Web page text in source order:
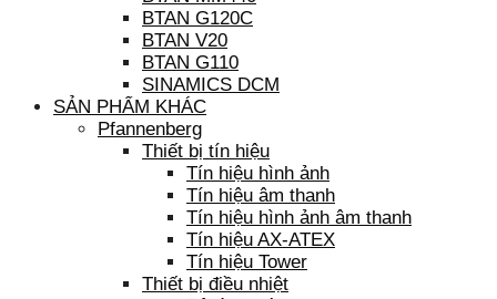
BTAN G120C
BTAN V20
BTAN G110
SINAMICS DCM
SẢN PHẨM KHÁC
Pfannenberg
Thiết bị tín hiệu
Tín hiệu hình ảnh
Tín hiệu âm thanh
Tín hiệu hình ảnh âm thanh
Tín hiệu AX-ATEX
Tín hiệu Tower
Thiết bị điều nhiệt